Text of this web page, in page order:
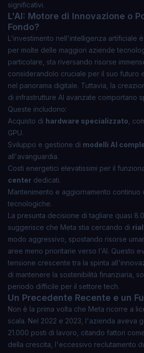
significativi.
L'AI: Motore di Innovazione o
Fondo?
L'investimento nell'intelligenza artificiale
per molte delle maggiori aziende
particolare, sta riversando risorse
considerandolo cruciale per il suo futuro
nel panorama digitale. Tuttavia, la
di infrastrutture AI avanzate comportano
Queste includono:
Acquisto di hardware specializzato ,
GPU.
Sviluppo e gestione di modelli AI
all'avanguardia.
Costi energetici elevatissimi per il
center dedicati.
Mantenimento e aggiornamento continuo
tecnologiche.
La presunta decisione di tagliare quasi
suggerisce che Meta stia cercando di
modo aggressivo, spostando risorse
aree meno prioritarie verso l'AI. Questo
tensione crescente tra la spinta
di mantenere la sostenibilità finanziaria,
periodo difficile per il settore tech.
Un Precedente Recente e un
Non è la prima volta che Meta ricorre a
scala. Nel 2022 e 2023, l'azienda aveva
21.000 posti di lavoro, citando fattori
della crescita, l'eccessivo reclutamento